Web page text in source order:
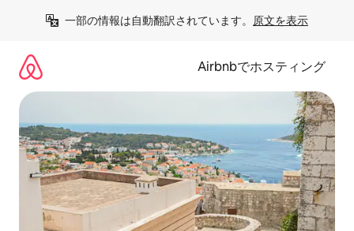
一部の情報は自動翻訳されています。 原文を表示
Airbnbでホスティング